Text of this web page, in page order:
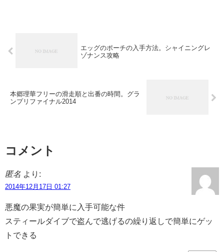
エッグのポーチの入手方法。シャイニングレ
ゾナンス攻略
本郷理華フリーの滑走順と出番の時間。グラ
ンプリファイナル2014
コメント
匿名 より:
2014年12月17日 01:27
悪魔の果実が簡単に入手可能な件
スティールダイブで盗んで逃げるの繰り返しで簡単にゲッ
トできる